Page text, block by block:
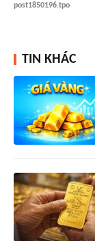
post1850196.tpo
TIN KHÁC